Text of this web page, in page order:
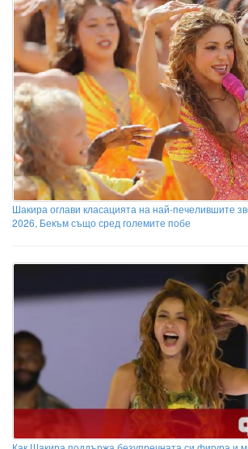
Шакира оглави класацията на най-печелившите
2026, Бекъм също сред големите побе